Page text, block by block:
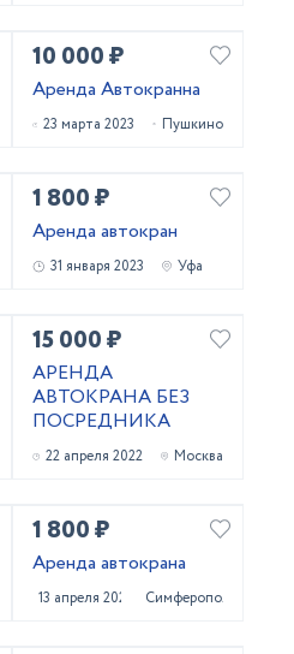
10 000 ₽
Аренда Автокранна
23 марта 2023 Пушкино
1 800 ₽
Аренда автокран
31 января 2023 Уфа
15 000 ₽
АРЕНДА
АВТОКРАНА БЕЗ
ПОСРЕДНИКА
22 апреля 2022 Москва
1 800 ₽
Аренда автокрана
13 апреля 2022 Симферополь